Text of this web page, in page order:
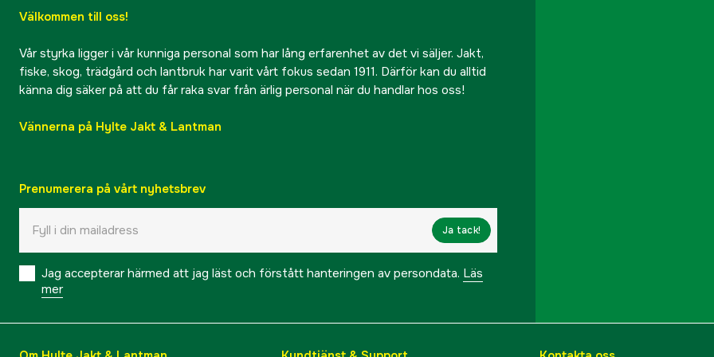
Välkommen till oss!
Vår styrka ligger i vår kunniga personal som har lång erfarenhet av det vi säljer. Jakt,
fiske, skog, trädgård och lantbruk har varit vårt fokus sedan 1911. Därför kan du alltid
känna dig säker på att du får raka svar från ärlig personal när du handlar hos oss!
Vännerna på Hylte Jakt & Lantman
Prenumerera på vårt nyhetsbrev
Ja tack!
Jag accepterar härmed att jag läst och förstått hanteringen av persondata. Läs
mer